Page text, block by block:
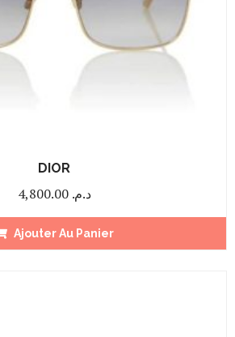
DIOR
د.م. 4,800.00
Ajouter Au Panier